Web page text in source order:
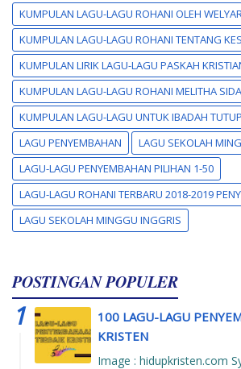
KUMPULAN LAGU-LAGU ROHANI OLEH
KUMPULAN LAGU-LAGU ROHANI TENTANG
KUMPULAN LIRIK LAGU-LAGU PASKAH
KUMPULAN LAGU-LAGU ROHANI MELITHA
KUMPULAN LAGU-LAGU UNTUK IBADAH
LAGU PENYEMBAHAN
LAGU SEKOLAH
LAGU-LAGU PENYEMBAHAN PILIHAN 1-50
LAGU-LAGU ROHANI TERBARU 2018-2019
LAGU SEKOLAH MINGGU INGGRIS
POSTINGAN POPULER
100 LAGU-LAGU
KRISTEN
Image : hidupkristen.com